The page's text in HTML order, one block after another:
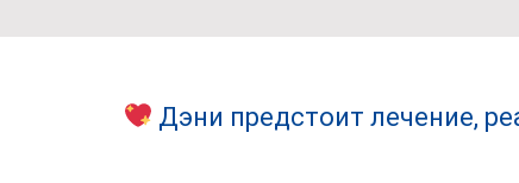
Дэни предстоит лечение,